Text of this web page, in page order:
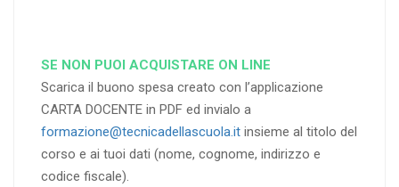
SE NON PUOI ACQUISTARE ON LINE
Scarica il buono spesa creato con l’applicazione
CARTA DOCENTE in PDF ed invialo a
formazione@tecnicadellascuola.it insieme al titolo del
corso e ai tuoi dati (nome, cognome, indirizzo e
codice fiscale).